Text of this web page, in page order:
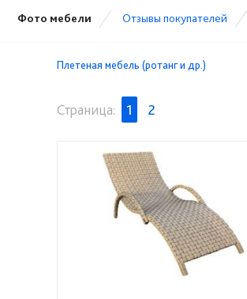
Фото мебели Отзывы покупателей
Плетеная мебель (ротанг и др.)
Страница: 1 2